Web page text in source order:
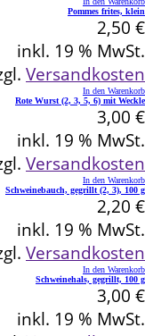
Pommes frites, klein
2,50 €
inkl. 19 % MwSt.
Versandkosten
In den Warenkorb
Rote Wurst (2, 3, 5, 6) mit Weckle
3,00 €
inkl. 19 % MwSt.
Versandkosten
In den Warenkorb
Schweinebauch, gegrillt (2, 3), 100 g
2,20 €
inkl. 19 % MwSt.
Versandkosten
In den Warenkorb
Schweinehals, gegrillt, 100 g
3,00 €
inkl. 19 % MwSt.